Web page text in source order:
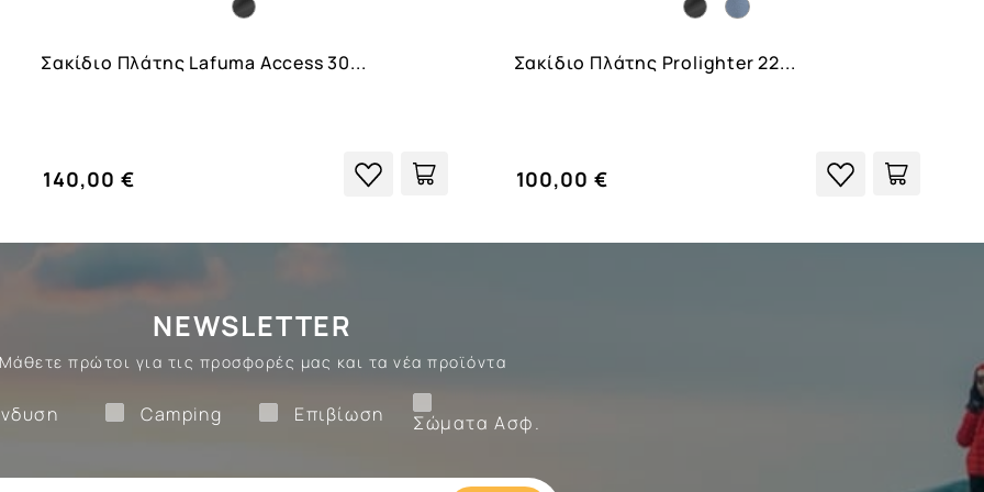
Σακίδιο Πλάτης Lafuma Access 30...
140,00 €
Σακίδιο Πλάτης Prolighter 22...
100,00 €
NEWSLETTER
Μάθετε πρώτοι για τις προσφορές μας και τα νέα προϊόντα
Σώματα Ασφ.
Επιβίωση
Επιβίωση
Camping
Camping
Ένδυση